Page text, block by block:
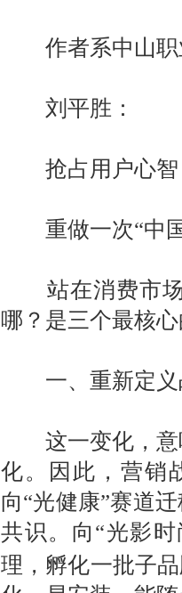
作者系中山职
刘平胜：
抢占用户心智
重做一次“中
站在消费市场
哪？是三个最核
一、重新定义
这一变化，意
化。因此，营销
向“光健康”赛道
共识。向“光影
理，孵化一批子